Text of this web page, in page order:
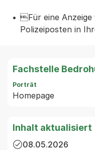
Für eine Anzeige
Polizeiposten in
Fachstelle
Porträt
Homepage
Inhalt aktualisiert
08.05.2026